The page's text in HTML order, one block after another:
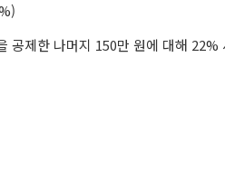
제한 나머지 150만 원에 대해